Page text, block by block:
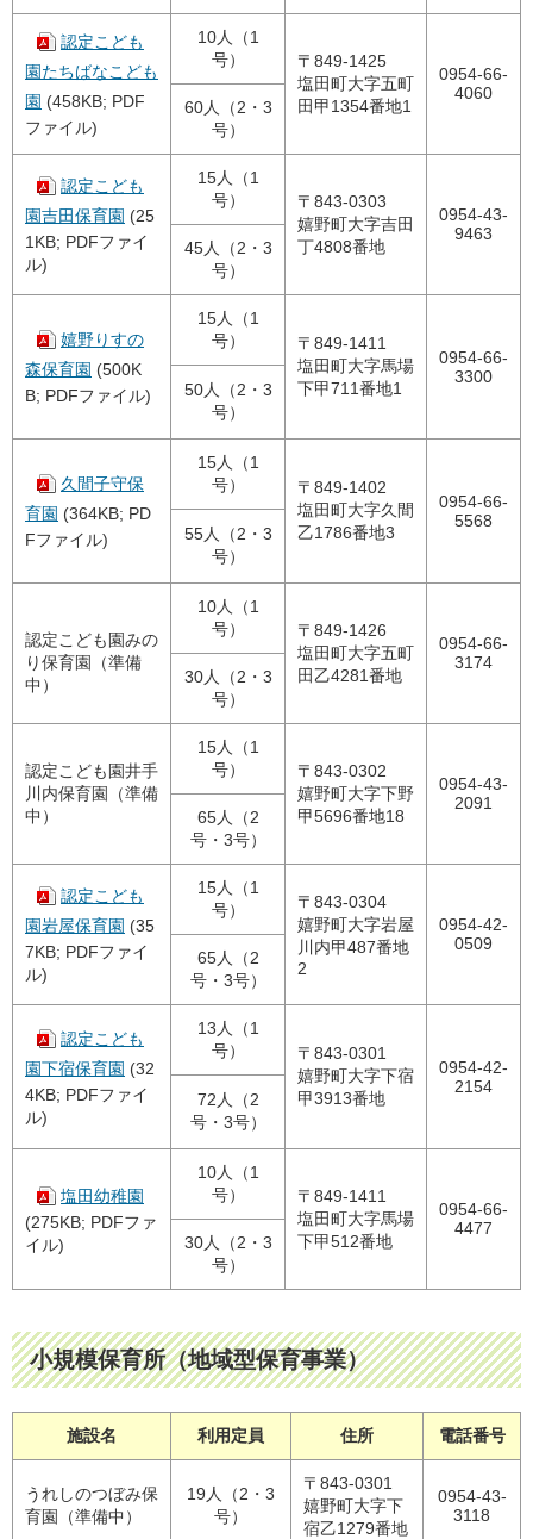
認定こども
園たちばなこども
園 (458KB; PDF
ファイル)
10人（1
号）
〒849-1425
塩田町大字五町
田甲1354番地1
0954-66-
4060
60人（2・3
号）
認定こども
園吉田保育園 (25
1KB; PDFファイ
ル)
15人（1
号）
〒843-0303
嬉野町大字吉田
丁4808番地
0954-43-
9463
45人（2・3
号）
嬉野りすの
森保育園 (500K
B; PDFファイル)
15人（1
号）
〒849-1411
塩田町大字馬場
下甲711番地1
0954-66-
3300
50人（2・3
号）
久間子守保
育園 (364KB; PD
Fファイル)
15人（1
号）
〒849-1402
塩田町大字久間
乙1786番地3
0954-66-
5568
55人（2・3
号）
認定こども園みの
り保育園（準備
中）
10人（1
号）
〒849-1426
塩田町大字五町
田乙4281番地
0954-66-
3174
30人（2・3
号）
認定こども園井手
川内保育園（準備
中）
15人（1
号）
〒843-0302
嬉野町大字下野
甲5696番地18
0954-43-
2091
65人（2
号・3号）
認定こども
園岩屋保育園 (35
7KB; PDFファイ
ル)
15人（1
号）
〒843-0304
嬉野町大字岩屋
川内甲487番地
2
0954-42-
0509
65人（2
号・3号）
認定こども
園下宿保育園 (32
4KB; PDFファイ
ル)
13人（1
号）
〒843-0301
嬉野町大字下宿
甲3913番地
0954-42-
2154
72人（2
号・3号）
塩田幼稚園
(275KB; PDFファ
イル)
10人（1
号）
〒849-1411
塩田町大字馬場
下甲512番地
0954-66-
4477
30人（2・3
号）
小規模保育所（地域型保育事業）
施設名 利用定員 住所 電話番号
うれしのつぼみ保
育園（準備中）
19人（2・3
号）
〒843-0301
嬉野町大字下
宿乙1279番地
0954-43-
3118